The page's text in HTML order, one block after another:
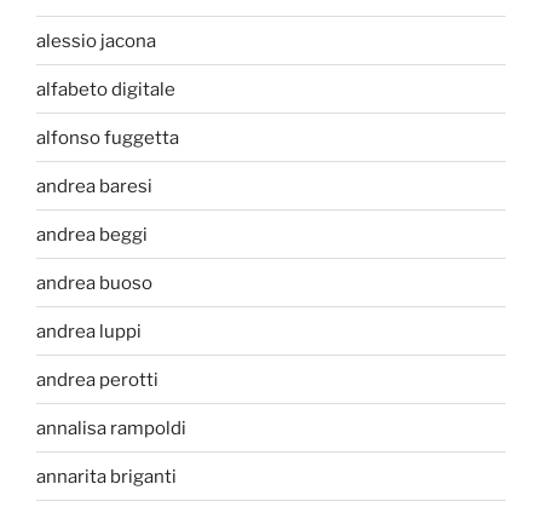
alessio jacona
alfabeto digitale
alfonso fuggetta
andrea baresi
andrea beggi
andrea buoso
andrea luppi
andrea perotti
annalisa rampoldi
annarita briganti